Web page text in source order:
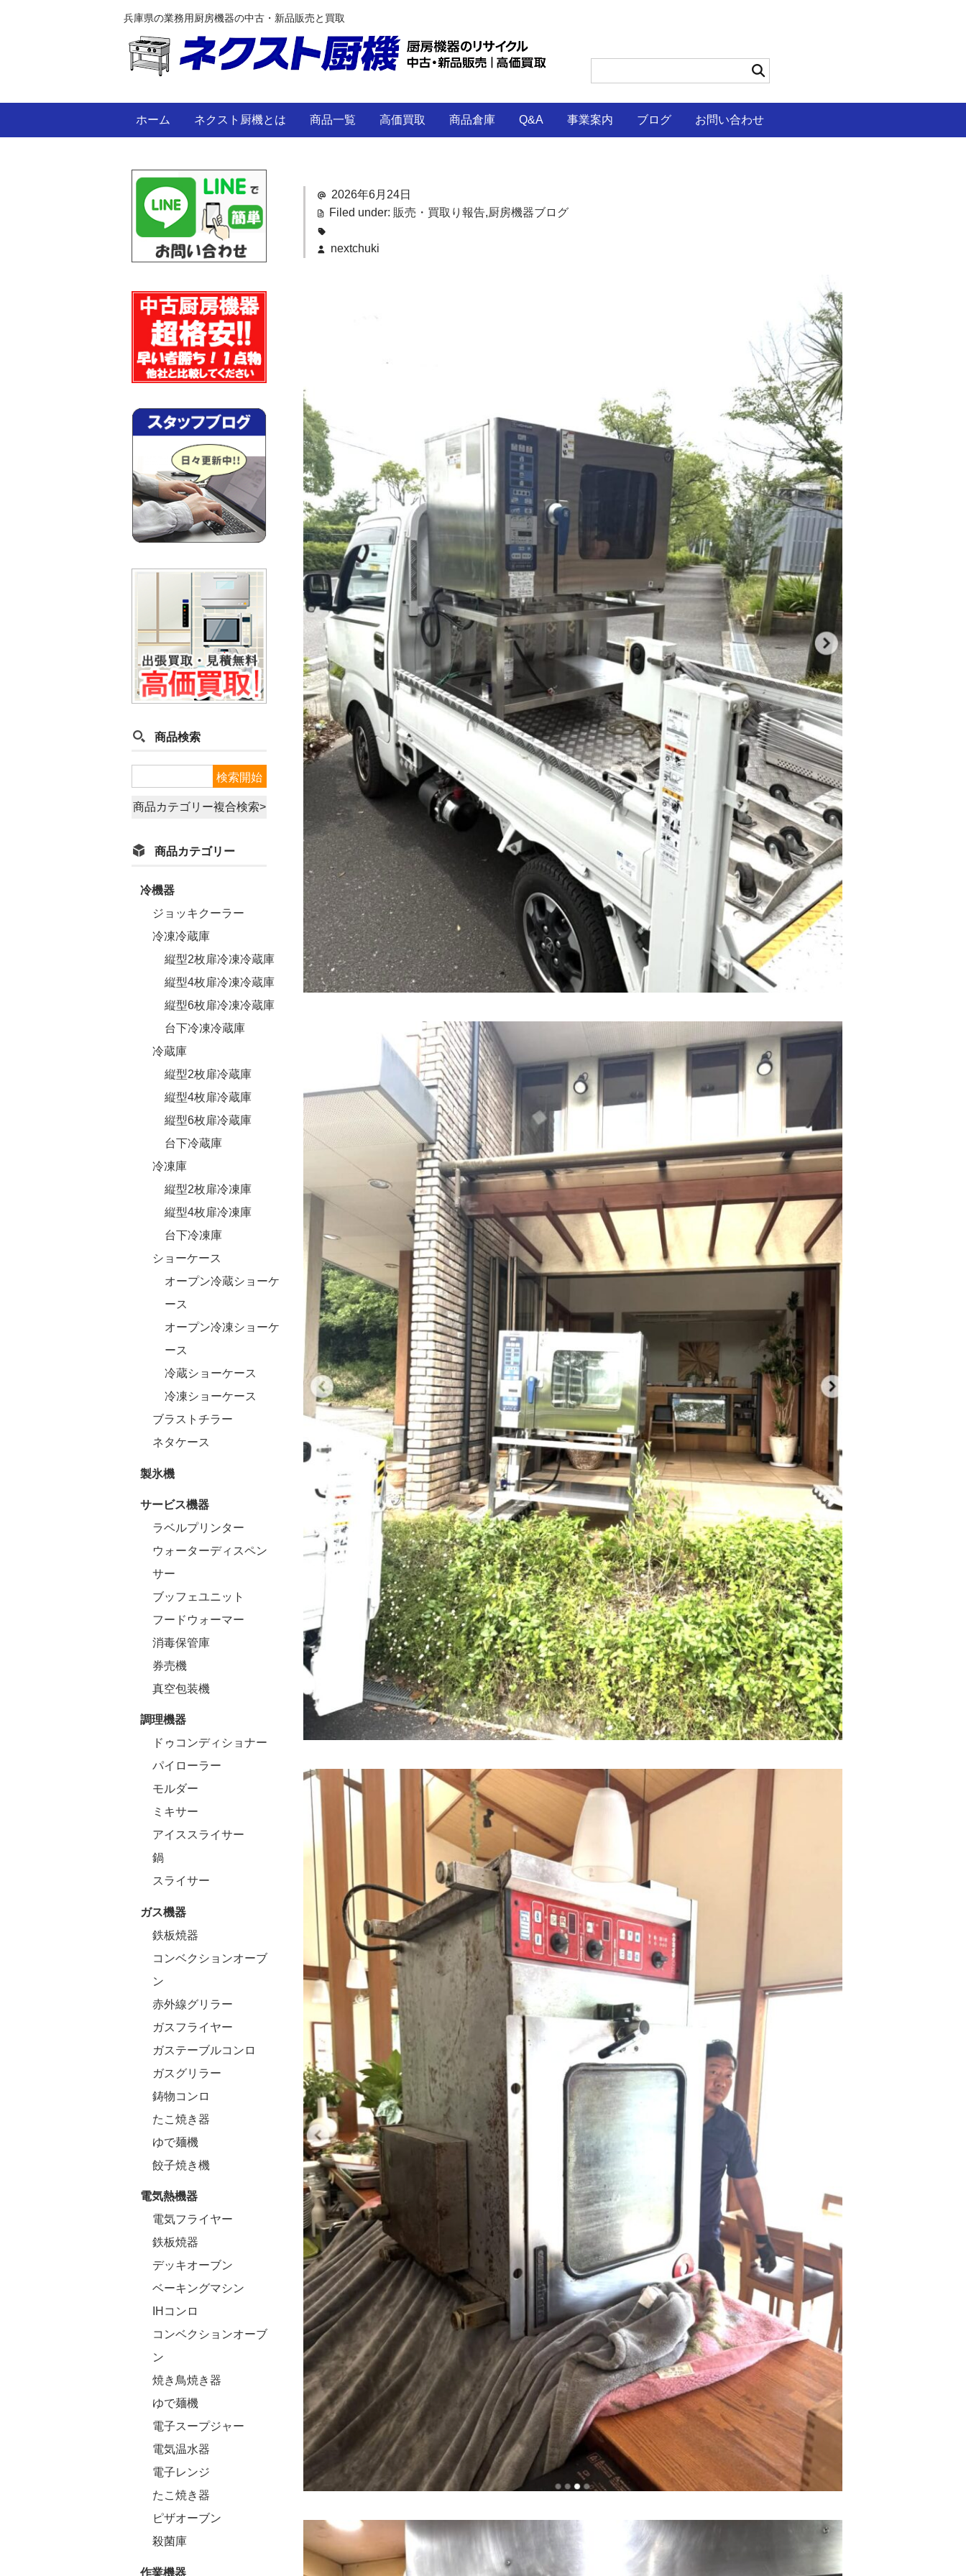
兵庫県の業務用厨房機器の中古・新品販売と買取
ホーム ネクスト厨機とは 商品一覧 高価買取 商品倉庫 Q&A 事業案内 ブログ お問い合わせ
2026年6月24日
Filed under: 販売・買取り報告,厨房機器ブログ
nextchuki
商品検索
商品カテゴリー複合検索>
商品カテゴリー
冷機器
ジョッキクーラー
冷凍冷蔵庫
縦型2枚扉冷凍冷蔵庫
縦型4枚扉冷凍冷蔵庫
縦型6枚扉冷凍冷蔵庫
台下冷凍冷蔵庫
冷蔵庫
縦型2枚扉冷蔵庫
縦型4枚扉冷蔵庫
縦型6枚扉冷蔵庫
台下冷蔵庫
冷凍庫
縦型2枚扉冷凍庫
縦型4枚扉冷凍庫
台下冷凍庫
ショーケース
オープン冷蔵ショーケ
ース
オープン冷凍ショーケ
ース
冷蔵ショーケース
冷凍ショーケース
ブラストチラー
ネタケース
製氷機
サービス機器
ラベルプリンター
ウォーターディスペン
サー
ブッフェユニット
フードウォーマー
消毒保管庫
券売機
真空包装機
調理機器
ドゥコンディショナー
パイローラー
モルダー
ミキサー
アイススライサー
鍋
スライサー
ガス機器
鉄板焼器
コンベクションオーブ
ン
赤外線グリラー
ガスフライヤー
ガステーブルコンロ
ガスグリラー
鋳物コンロ
たこ焼き器
ゆで麺機
餃子焼き機
電気熱機器
電気フライヤー
鉄板焼器
デッキオーブン
ベーキングマシン
IHコンロ
コンベクションオーブ
ン
焼き鳥焼き器
ゆで麺機
電子スープジャー
電気温水器
電子レンジ
たこ焼き器
ピザオーブン
殺菌庫
作業機器